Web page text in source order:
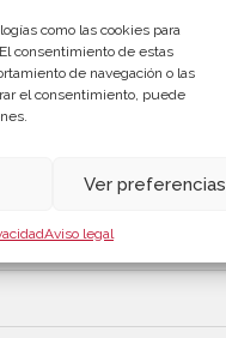
como las cookies para
consentimiento de estas
de navegación o las
el consentimiento, puede
Ver preferencias
Aviso legal